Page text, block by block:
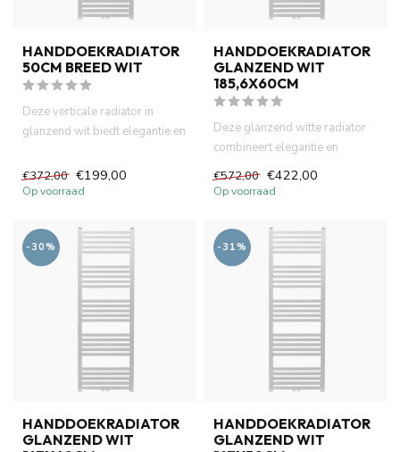
HANDDOEKRADIATOR
50CM BREED WIT
Deze verticale radiator in
glanzend wit biedt elegantie en
€372,00 €199,00
Op voorraad
HANDDOEKRADIATOR
GLANZEND WIT
185,6X60CM
Deze glanzend witte radiator
combineert elegantie en
praktisch gemak. Het slanke...
€572,00 €422,00
Op voorraad
-30%
HANDDOEKRADIATOR
GLANZEND WIT
-31%
HANDDOEKRADIATOR
GLANZEND WIT